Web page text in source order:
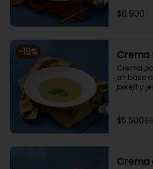
$6.900
-19% Crema
Crema
en base
perejil y
de 400
$5.600
Crema